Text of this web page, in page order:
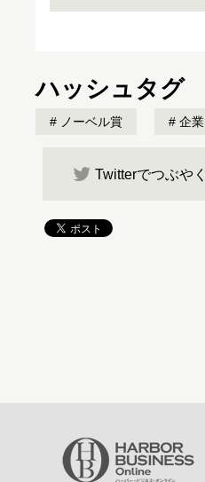
ハッシュタグ
ノーベル賞 企業
Twitterでつぶやく